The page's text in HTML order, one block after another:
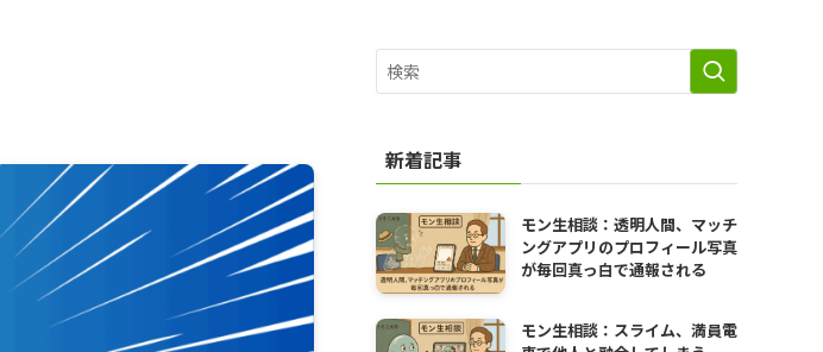
新着記事
モン生相談：透明人間、マッチ
ングアプリのプロフィール写真
が毎回真っ白で通報される
モン生相談：スライム、満員電